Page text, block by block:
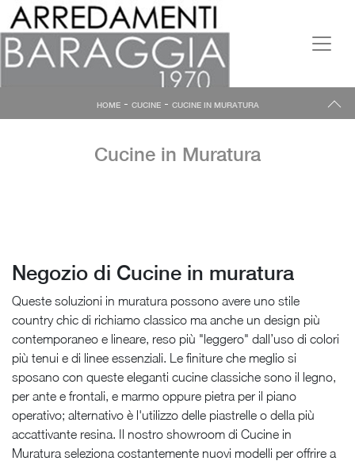
HOME- CUCINE - CUCINE IN MURATURA
Cucine in Muratura
Negozio di Cucine in muratura
Queste soluzioni in muratura possono avere uno stile
country chic di richiamo classico ma anche un design più
contemporaneo e lineare, reso più "leggero" dall’uso di colori
più tenui e di linee essenziali. Le finiture che meglio si
sposano con queste eleganti cucine classiche sono il legno,
per ante e frontali, e marmo oppure pietra per il piano
operativo; alternativo è l'utilizzo delle piastrelle o della più
accattivante resina. Il nostro showroom di Cucine in
Muratura seleziona costantemente nuovi modelli per offrire a